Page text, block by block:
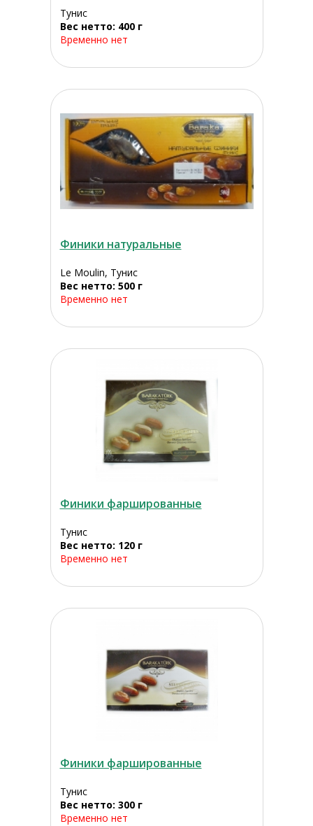
Тунис
Вес нетто: 400 г
Временно нет
Финики натуральные
Le Moulin, Тунис
Вес нетто: 500 г
Временно нет
Финики фаршированные
Тунис
Вес нетто: 120 г
Временно нет
Финики фаршированные
Тунис
Вес нетто: 300 г
Временно нет